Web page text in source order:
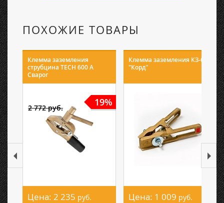
ПОХОЖИЕ ТОВАРЫ
Клемма заземления
струбцина TECH 600 А
Сварог
19%
2 772 руб.
Цена: 2 235 руб.
Клемма заземления КЗ-60
"Корд"
Цена: 1 009 руб.